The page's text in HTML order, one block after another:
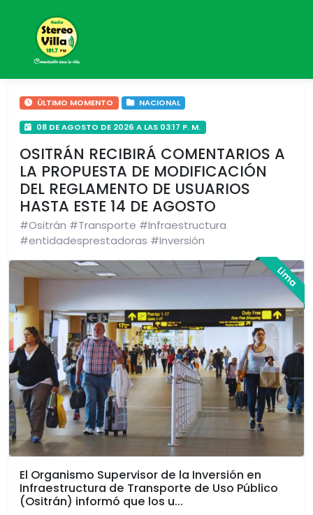
ÚLTIMO MOMENTO NACIONAL
08 DE AGOSTO DE 2026 A LAS 03:17 P. M.
OSITRÁN RECIBIRÁ COMENTARIOS A
LA PROPUESTA DE MODIFICACIÓN
DEL REGLAMENTO DE USUARIOS
HASTA ESTE 14 DE AGOSTO
#Ositrán #Transporte #Infraestructura
#entidadesprestadoras #Inversión
Lima
El Organismo Supervisor de la Inversión en
Infraestructura de Transporte de Uso Público
(Ositrán) informó que los u...